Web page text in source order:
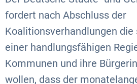
fordert nach Abschluss der
Koalitionsverhandlungen die
einer handlungsfähigen
Kommunen und ihre
wollen, dass der